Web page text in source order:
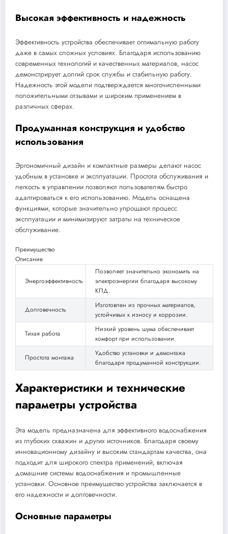
Высокая эффективность и надежность
Эффективность устройства обеспечивает оптимальную работу
даже в самых сложных условиях. Благодаря использованию
современных технологий и качественных материалов, насос
демонстрирует долгий срок службы и стабильную работу.
Надежность этой модели подтверждается многочисленными
положительными отзывами и широким применением в
различных сферах.
Продуманная конструкция и удобство
использования
Эргономичный дизайн и компактные размеры делают насос
удобным в установке и эксплуатации. Простота обслуживания и
легкость в управлении позволяют пользователям быстро
адаптироваться к его использованию. Модель оснащена
функциями, которые значительно упрощают процесс
эксплуатации и минимизируют затраты на техническое
обслуживание.
Преимущество
Описание
Энергоэффективность
Позволяет значительно экономить на
электроэнергии благодаря высокому
КПД.
Долговечность
Изготовлен из прочных материалов,
устойчивых к износу и коррозии.
Тихая работа
Низкий уровень шума обеспечивает
комфорт при использовании.
Простота монтажа
Удобство установки и демонтажа
благодаря продуманной конструкции.
Характеристики и технические
параметры устройства
Эта модель предназначена для эффективного водоснабжения
из глубоких скважин и других источников. Благодаря своему
инновационному дизайну и высоким стандартам качества, она
подходит для широкого спектра применений, включая
домашние системы водоснабжения и промышленные
установки. Основное преимущество устройства заключается в
его надежности и долговечности.
Основные параметры